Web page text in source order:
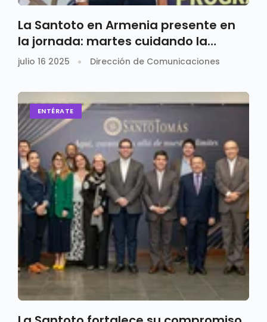
La Santoto en Armenia presente en
la jornada: martes cuidando la
educación
julio 16 2025 Dirección de Comunicaciones
ENTÉRATE